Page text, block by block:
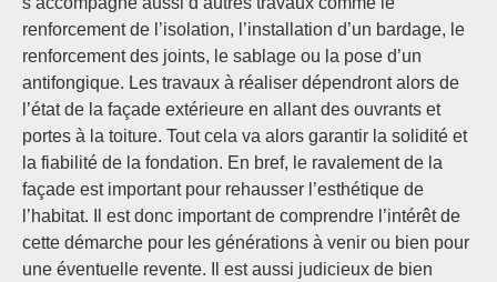
renforcement de l’isolation, l’installation d’un bardage, le
renforcement des joints, le sablage ou la pose d’un
antifongique. Les travaux à réaliser dépendront alors de
l’état de la façade extérieure en allant des ouvrants et
portes à la toiture. Tout cela va alors garantir la solidité et
la fiabilité de la fondation. En bref, le ravalement de la
façade est important pour rehausser l’esthétique de
l’habitat. Il est donc important de comprendre l’intérêt de
cette démarche pour les générations à venir ou bien pour
une éventuelle revente. Il est aussi judicieux de bien